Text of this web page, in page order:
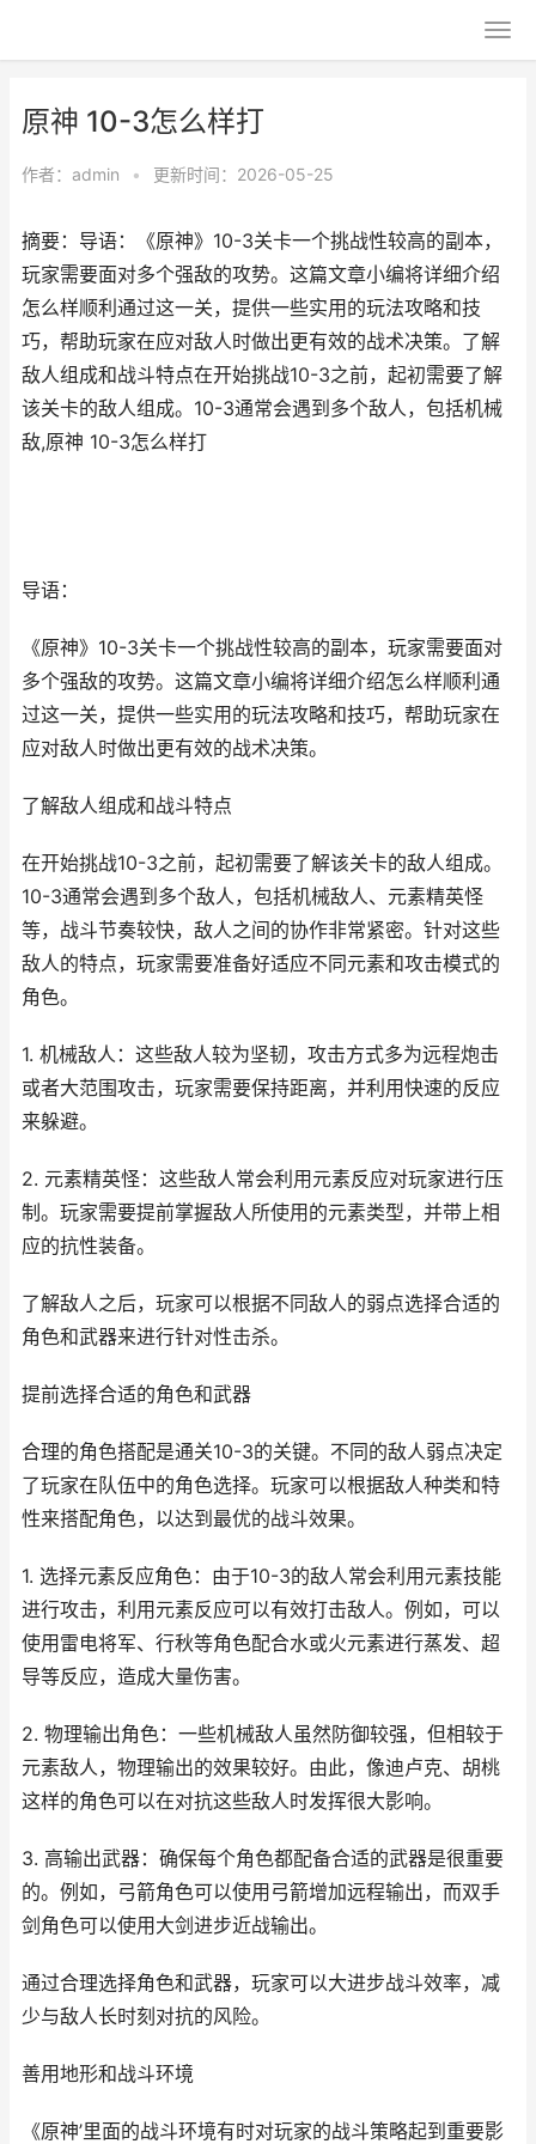
原神 10-3怎么样打
作者： admin • 更新时间：2026-05-25
摘要：导语：《原神》10-3关卡一个挑战性较高的副本，
玩家需要面对多个强敌的攻势。这篇文章小编将详细介绍
怎么样顺利通过这一关，提供一些实用的玩法攻略和技
巧，帮助玩家在应对敌人时做出更有效的战术决策。了解
敌人组成和战斗特点在开始挑战10-3之前，起初需要了解
该关卡的敌人组成。10-3通常会遇到多个敌人，包括机械
敌,原神 10-3怎么样打
导语：
《原神》10-3关卡一个挑战性较高的副本，玩家需要面对
多个强敌的攻势。这篇文章小编将详细介绍怎么样顺利通
过这一关，提供一些实用的玩法攻略和技巧，帮助玩家在
应对敌人时做出更有效的战术决策。
了解敌人组成和战斗特点
在开始挑战10-3之前，起初需要了解该关卡的敌人组成。
10-3通常会遇到多个敌人，包括机械敌人、元素精英怪
等，战斗节奏较快，敌人之间的协作非常紧密。针对这些
敌人的特点，玩家需要准备好适应不同元素和攻击模式的
角色。
1. 机械敌人：这些敌人较为坚韧，攻击方式多为远程炮击
或者大范围攻击，玩家需要保持距离，并利用快速的反应
来躲避。
2. 元素精英怪：这些敌人常会利用元素反应对玩家进行压
制。玩家需要提前掌握敌人所使用的元素类型，并带上相
应的抗性装备。
了解敌人之后，玩家可以根据不同敌人的弱点选择合适的
角色和武器来进行针对性击杀。
提前选择合适的角色和武器
合理的角色搭配是通关10-3的关键。不同的敌人弱点决定
了玩家在队伍中的角色选择。玩家可以根据敌人种类和特
性来搭配角色，以达到最优的战斗效果。
1. 选择元素反应角色：由于10-3的敌人常会利用元素技能
进行攻击，利用元素反应可以有效打击敌人。例如，可以
使用雷电将军、行秋等角色配合水或火元素进行蒸发、超
导等反应，造成大量伤害。
2. 物理输出角色：一些机械敌人虽然防御较强，但相较于
元素敌人，物理输出的效果较好。由此，像迪卢克、胡桃
这样的角色可以在对抗这些敌人时发挥很大影响。
3. 高输出武器：确保每个角色都配备合适的武器是很重要
的。例如，弓箭角色可以使用弓箭增加远程输出，而双手
剑角色可以使用大剑进步近战输出。
通过合理选择角色和武器，玩家可以大进步战斗效率，减
少与敌人长时刻对抗的风险。
善用地形和战斗环境
《原神’里面的战斗环境有时对玩家的战斗策略起到重要影